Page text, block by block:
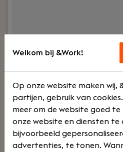
Jouw rol:Bij Dijkland
belastingadviseurs draait
cijfers, maar vooral om
die willen groeien. En om
samenwerken, lachen en af
Welkom bij &Work!
Op onze website maken wij,
partijen, gebruik van
meer om de website goed
onze website en diensten te
bijvoorbeeld
advertenties, te tonen.